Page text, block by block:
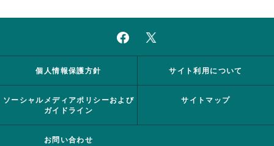
個人情報保護方針 サイト利用について
ソーシャルメディアポリシーおよび
ガイドライン
サイトマップ
お問い合わせ